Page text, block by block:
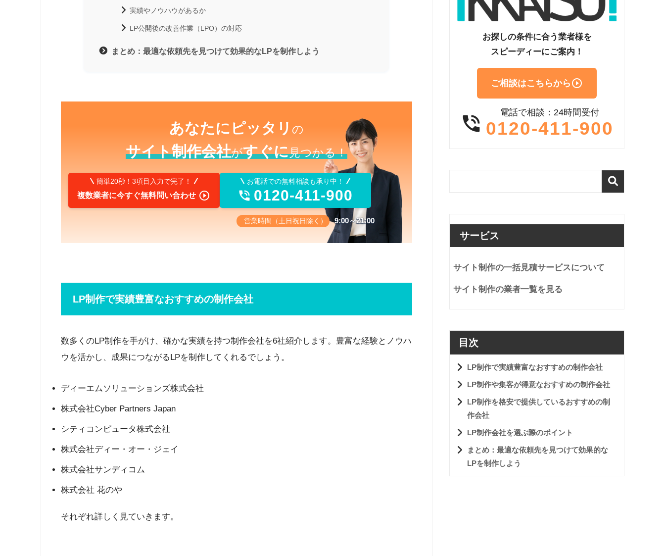
実績やノウハウがあるか
LP公開後の改善作業（LPO）の対応
まとめ：最適な依頼先を見つけて効果的なLPを制作しよう
あなたにピッタリ の
サイト制作会社がすぐに見つかる！
簡単20秒！3項目入力で完了！
複数業者に今すぐ無料問い合わせ 
お電話での無料相談も承り中！
 0120-411-900
営業時間（土日祝日除く） 9:00～21:00
LP制作で実績豊富なおすすめの制作会社
数多くのLP制作を手がけ、確かな実績を持つ制作会社を6社紹介します。豊富な経験とノウハ
ウを活かし、成果につながるLPを制作してくれるでしょう。
ディーエムソリューションズ株式会社
株式会社Cyber Partners Japan
シティコンピュータ株式会社
株式会社ディー・オー・ジェイ
株式会社サンディコム
株式会社 花のや
それぞれ詳しく見ていきます。
お探しの条件に合う業者様を
スピーディーにご案内！
ご相談はこちらから 
 電話で相談：24時間受付
0120-411-900
サービス
サイト制作の一括見積サービスについて
サイト制作の業者一覧を見る
目次
LP制作で実績豊富なおすすめの制作会社
LP制作や集客が得意なおすすめの制作会社
LP制作を格安で提供しているおすすめの制
作会社
LP制作会社を選ぶ際のポイント
まとめ：最適な依頼先を見つけて効果的な
LPを制作しよう